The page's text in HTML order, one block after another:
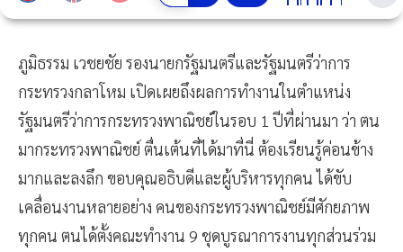
ภูมิธรรม เวชยชัย รองนายกรัฐมนตรีและรัฐมนตรีว่าการ
กระทรวงกลาโหม เปิดเผยถึงผลการทำงานในตำแหน่ง
รัฐมนตรีว่าการกระทรวงพาณิชย์ในรอบ 1 ปีที่ผ่านมา ว่า ตน
มากระทรวงพาณิชย์ ตื่นเต้นที่ได้มาที่นี่ ต้องเรียนรู้ค่อนข้าง
มากและลงลึก ขอบคุณอธิบดีและผู้บริหารทุกคน ได้ขับ
เคลื่อนงานหลายอย่าง คนของกระทรวงพาณิชย์มีศักยภาพ
ทุกคน ตนได้ตั้งคณะทำงาน 9 ชุดบูรณาการงานทุกส่วนร่วม